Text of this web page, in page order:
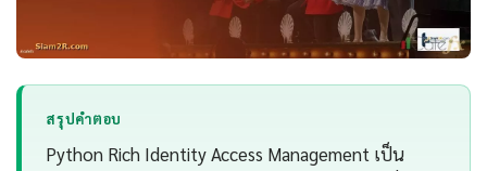
สรุปคำตอบ
Python Rich Identity Access Management เป็น